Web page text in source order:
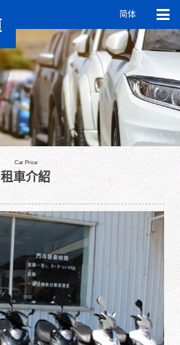
简体
Car Price
租車介紹